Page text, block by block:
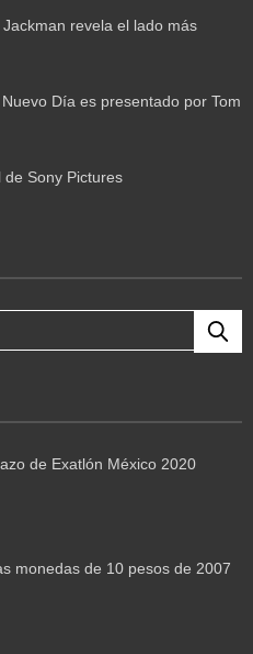
revela el lado más
Día es presentado por Tom
de Sony Pictures
de Exatlón México 2020
monedas de 10 pesos de 2007